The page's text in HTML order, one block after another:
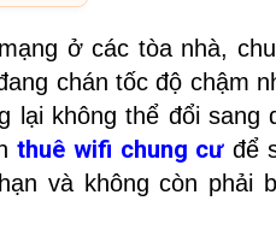
ở các tòa nhà,
chán tốc độ chậm
lại không thể đổi sang
thuê wifi chung cưđể
và không còn phải